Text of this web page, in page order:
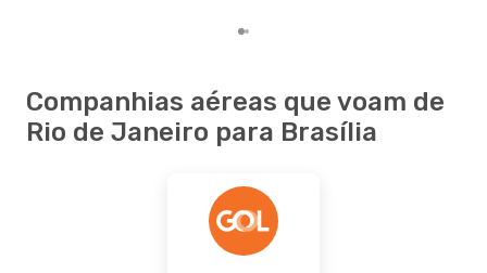
Companhias aéreas que voam de
Rio de Janeiro para Brasília